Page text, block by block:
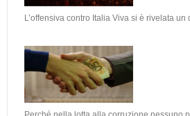
L’offensiva contro Italia Viva si è rivelata un